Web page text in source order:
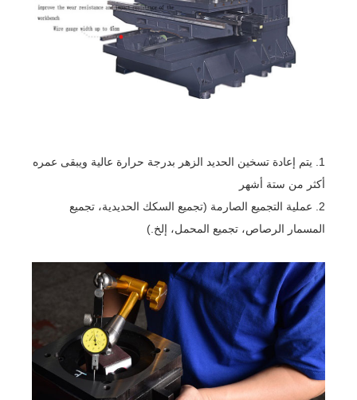
1. يتم إعادة تسخين الحديد الزهر بدرجة حرارة عالية ويبقى عمره
أكثر من ستة أشهر
2. عملية التجميع الصارمة (تجميع السكك الحديدية، تجميع
المسمار الرصاص، تجميع المحمل، إلخ.)